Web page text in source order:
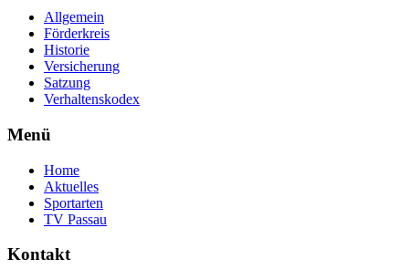
Allgemein
Förderkreis
Historie
Versicherung
Satzung
Verhaltenskodex
Menü
Home
Aktuelles
Sportarten
TV Passau
Kontakt